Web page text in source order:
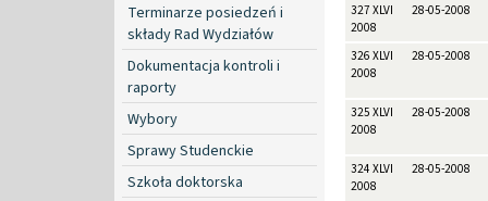
Terminarze posiedzeń i
składy Rad Wydziałów
Dokumentacja kontroli i
raporty
Wybory
Sprawy Studenckie
Szkoła doktorska
327 XLVI
2008
28-05-2008
326 XLVI
2008
28-05-2008
325 XLVI
2008
28-05-2008
324 XLVI
2008
28-05-2008